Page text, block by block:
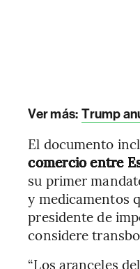
Ver más: Trump
El documento
comercio entre
su primer
y medicamentos
presidente de
considere
“Los aranceles